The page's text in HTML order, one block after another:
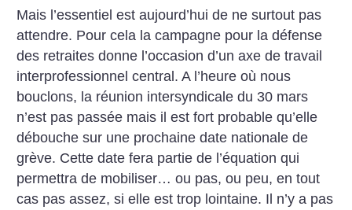
Mais l’essentiel est aujourd’hui de ne surtout pas
attendre. Pour cela la campagne pour la défense
des retraites donne l’occasion d’un axe de travail
interprofessionnel central. A l’heure où nous
bouclons, la réunion intersyndicale du 30 mars
n’est pas passée mais il est fort probable qu’elle
débouche sur une prochaine date nationale de
grève. Cette date fera partie de l’équation qui
permettra de mobiliser… ou pas, ou peu, en tout
cas pas assez, si elle est trop lointaine. Il n’y a pas